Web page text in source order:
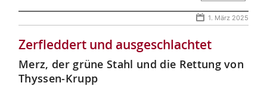
1. März 2025
Zerfleddert und ausgeschlachtet
Merz, der grüne Stahl und die Rettung von
Thyssen-Krupp